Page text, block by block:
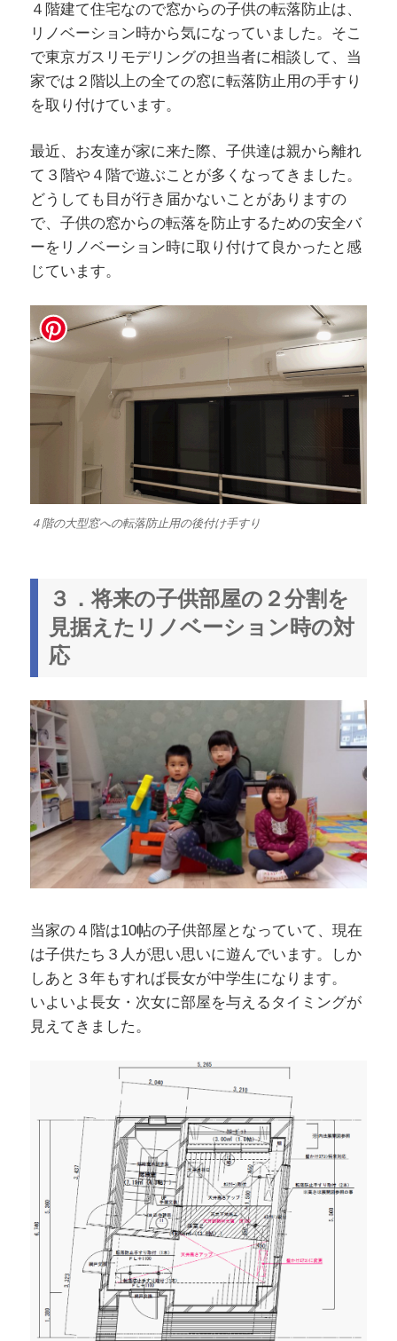
４階建て住宅なので窓からの子供の転落防止は、
リノベーション時から気になっていました。そこ
で東京ガスリモデリングの担当者に相談して、当
家では２階以上の全ての窓に転落防止用の手すり
を取り付けています。
最近、お友達が家に来た際、子供達は親から離れ
て３階や４階で遊ぶことが多くなってきました。
どうしても目が行き届かないことがありますの
で、子供の窓からの転落を防止するための安全バ
ーをリノベーション時に取り付けて良かったと感
じています。
４階の大型窓への転落防止用の後付け手すり
３．将来の子供部屋の２分割を
見据えたリノベーション時の対
応
当家の４階は10帖の子供部屋となっていて、現在
は子供たち３人が思い思いに遊んでいます。しか
しあと３年もすれば長女が中学生になります。
いよいよ長女・次女に部屋を与えるタイミングが
見えてきました。